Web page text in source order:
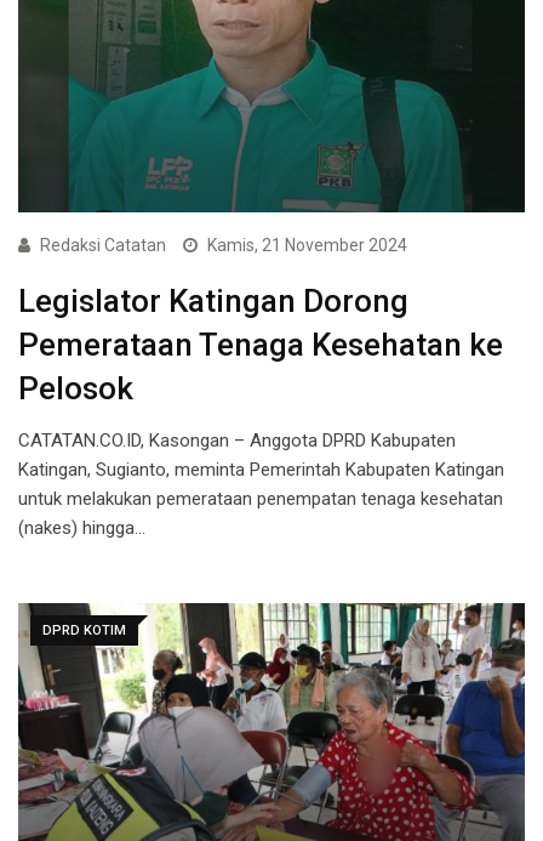
Redaksi Catatan Kamis, 21 November 2024
Legislator Katingan Dorong
Pemerataan Tenaga Kesehatan ke
Pelosok
CATATAN.CO.ID, Kasongan – Anggota DPRD Kabupaten
Katingan, Sugianto, meminta Pemerintah Kabupaten Katingan
untuk melakukan pemerataan penempatan tenaga kesehatan
(nakes) hingga…
DPRD KOTIM